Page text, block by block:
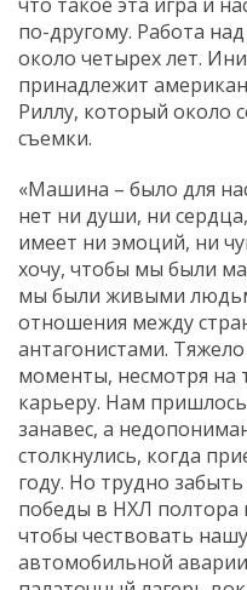
по-другому. Работа
около четырех лет.
принадлежит
Риллу, который около
съемки.
«Машина – было для
нет ни души, ни
имеет ни эмоций, ни
хочу, чтобы мы были
мы были живыми
отношения между
антагонистами.
моменты, несмотря на
карьеру. Нам
занавес, а
столкнулись, когда
году. Но трудно
победы в НХЛ
чтобы чествовать
автомобильной